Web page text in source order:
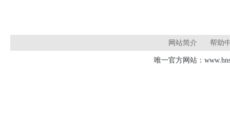
网站简介 帮助
唯一官方网站：